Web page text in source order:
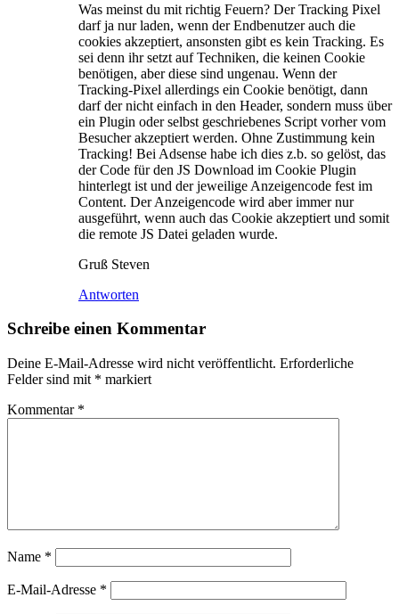
Was meinst du mit richtig Feuern? Der Tracking Pixel
darf ja nur laden, wenn der Endbenutzer auch die
cookies akzeptiert, ansonsten gibt es kein Tracking. Es
sei denn ihr setzt auf Techniken, die keinen Cookie
benötigen, aber diese sind ungenau. Wenn der
Tracking-Pixel allerdings ein Cookie benötigt, dann
darf der nicht einfach in den Header, sondern muss über
ein Plugin oder selbst geschriebenes Script vorher vom
Besucher akzeptiert werden. Ohne Zustimmung kein
Tracking! Bei Adsense habe ich dies z.b. so gelöst, das
der Code für den JS Download im Cookie Plugin
hinterlegt ist und der jeweilige Anzeigencode fest im
Content. Der Anzeigencode wird aber immer nur
ausgeführt, wenn auch das Cookie akzeptiert und somit
die remote JS Datei geladen wurde.
Gruß Steven
Antworten
Schreibe einen Kommentar
Deine E-Mail-Adresse wird nicht veröffentlicht. Erforderliche
Felder sind mit * markiert
Kommentar *
Name *
E-Mail-Adresse *